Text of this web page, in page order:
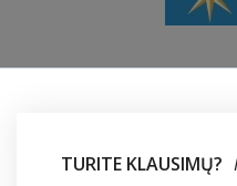
TURITE KLAUSIMŲ?